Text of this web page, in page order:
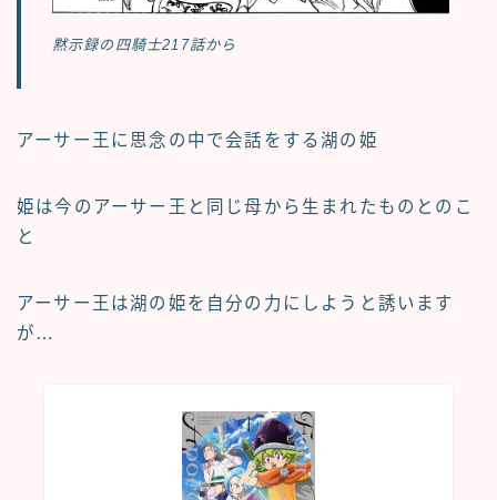
黙示録の四騎士217話から
アーサー王に思念の中で会話をする湖の姫
姫は今のアーサー王と同じ母から生まれたものとのこ
と
アーサー王は湖の姫を自分の力にしようと誘います
が…